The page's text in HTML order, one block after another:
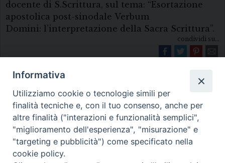
docente di S.Scrittura, sul tema: “Esortazione
apostolica post-sinodale Verbum
Domini: l’interpretazione della Sacra Scrittura”.
condividi su...
Diocesi di Melfi Rapolla Venosa
• Largo Duomo, 12 - 85025 MELFI (PZ) •
Informativa
Utilizziamo cookie o tecnologie simili per
finalità tecniche e, con il tuo consenso, anche per
altre finalità ("interazioni e funzionalità semplici",
"miglioramento dell'esperienza", "misurazione" e
"targeting e pubblicità") come specificato nella
cookie policy.